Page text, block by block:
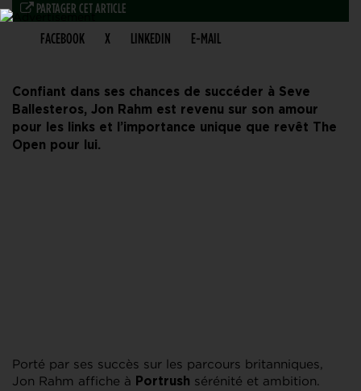
PARTAGER CET ARTICLE
FACEBOOK X LINKEDIN E-MAIL
Confiant dans ses chances de succéder à Seve
Ballesteros, Jon Rahm est revenu sur son amour
pour les links et l’importance unique que revêt The
Open pour lui.
Porté par ses succès sur les parcours britanniques,
Jon Rahm affiche à Portrush sérénité et ambition.